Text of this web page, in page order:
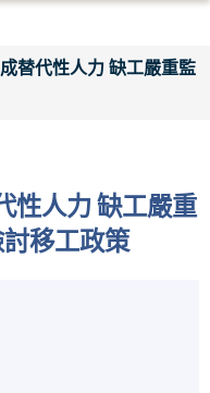
替代性人力 缺工嚴重監
性人力 缺工嚴重
移工政策